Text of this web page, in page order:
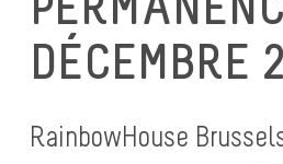
DÉCEMBRE
RainbowHouse